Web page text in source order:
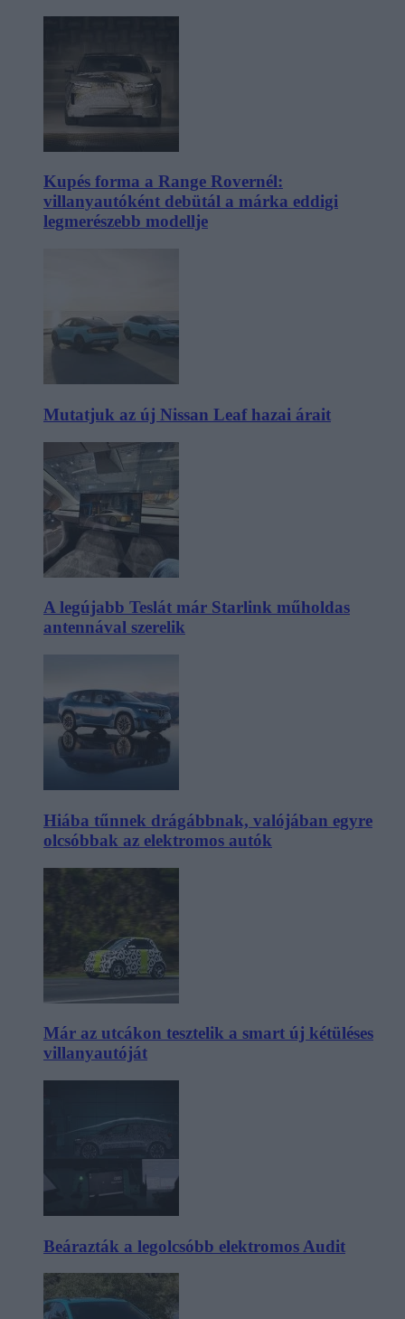
Kupés forma a Range Rovernél:
villanyautóként debütál a márka eddigi
legmerészebb modellje
Mutatjuk az új Nissan Leaf hazai árait
A legújabb Teslát már Starlink műholdas
antennával szerelik
Hiába tűnnek drágábbnak, valójában egyre
olcsóbbak az elektromos autók
Már az utcákon tesztelik a smart új kétüléses
villanyautóját
Beárazták a legolcsóbb elektromos Audit